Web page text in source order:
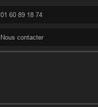
01 60 89 18 74
Nous contacter